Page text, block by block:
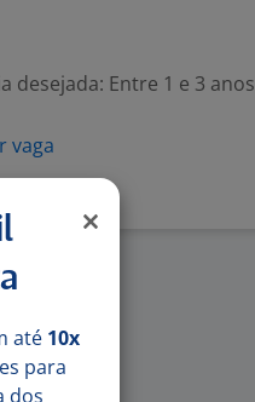
desejada: Entre 1 e 3 anos
vaga
até 10x
para
dos